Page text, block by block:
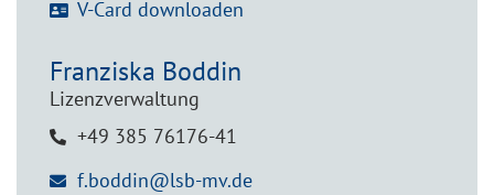
V-Card downloaden
Franziska Boddin
Lizenzverwaltung
+49 385 76176-41
f.boddin@lsb-mv.de